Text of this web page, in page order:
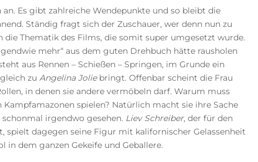
Es gibt zahlreiche Wendepunkte und so bleibt die
Ständig fragt sich der Zuschauer, wer denn nun zu
Thematik des Films, die somit super umgesetzt wurde.
mehr“ aus dem guten Drehbuch hätte rausholen
aus Rennen – Schießen – Springen, im Grunde ein
zu Angelina Joliebringt. Offenbar scheint die Frau
in denen sie andere vermöbeln darf. Warum muss
spielen? Natürlich macht sie ihre Sache
irgendwo gesehen. Liev Schreiber, der für den
dagegen seine Figur mit kalifornischer Gelassenheit
dem ganzen Gekeife und Geballere.